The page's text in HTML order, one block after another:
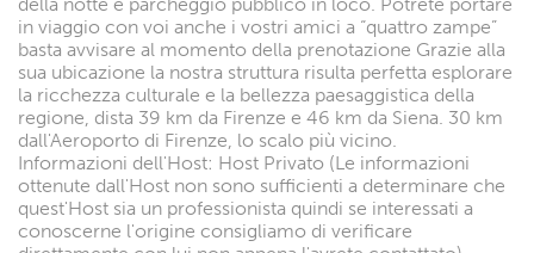
in viaggio con voi anche i vostri amici a “quattro zampe”
basta avvisare al momento della prenotazione Grazie alla
sua ubicazione la nostra struttura risulta perfetta esplorare
la ricchezza culturale e la bellezza paesaggistica della
regione, dista 39 km da Firenze e 46 km da Siena. 30 km
dall'Aeroporto di Firenze, lo scalo più vicino.
Informazioni dell'Host: Host Privato (Le informazioni
ottenute dall'Host non sono sufficienti a determinare che
quest'Host sia un professionista quindi se interessati a
conoscerne l'origine consigliamo di verificare